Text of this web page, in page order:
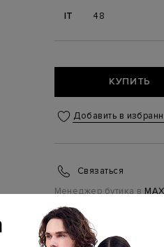
IT 48
КУПИТЬ
Добавить в
Связаться
Менеджер бутика в MAX
(ежедневно с 10:00 до
ИНФОРМАЦИЯ ОБ